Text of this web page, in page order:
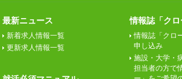
最新ニュース
新着求人情報一覧
更新求人情報一覧
情報誌「クロ
情報誌「クロ
申し込み
施設・大学・
担当者の方で